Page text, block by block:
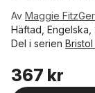
Av Maggie
Häftad, Engelska,
Del i serien
367 kr